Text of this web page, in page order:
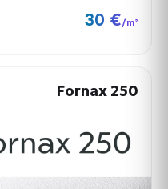
30 €/m²
Fornax 250